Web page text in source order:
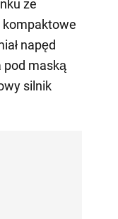
ze
kompaktowe
napęd
pod maską
silnik